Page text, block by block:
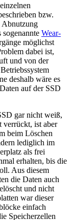
bzw.
Abnutzung
sogenannte Wear-
möglichst
dabei ist,
und von der
deshalb wäre es
auf der SSD
gar nicht weiß,
ist aber
beim Löschen
lediglich im
als frei
erhalten, bis die
Aus diesem
die Daten auch
und nicht
war dieser
einfach
Speicherzellen